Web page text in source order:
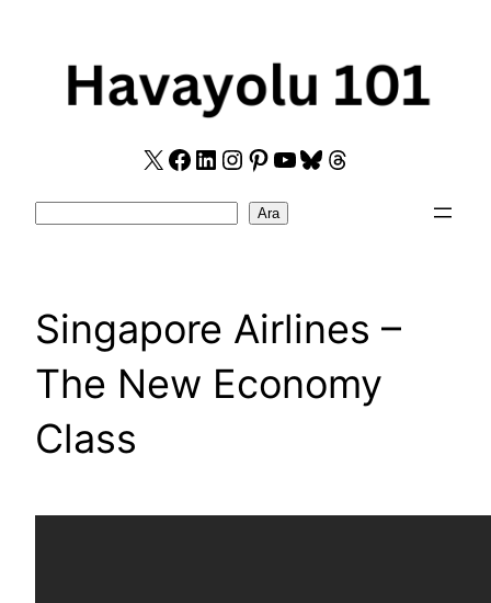
X Facebook
LinkedIn
Instagram
Pinterest
YouTube
Bluesky
Threads
Ara
Singapore Airlines –
The New Economy
Class